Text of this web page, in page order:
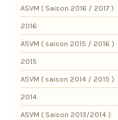
ASVM ( Saison 2016 / 2017 )
2016
ASVM ( saison 2015 / 2016 )
2015
ASVM ( saison 2014 / 2015 )
2014
ASVM ( Saison 2013/2014 )